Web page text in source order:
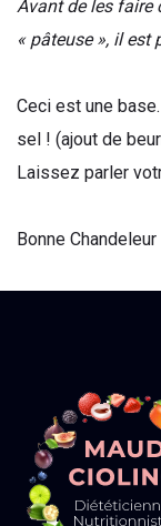
Avant de les faire
« pâteuse », il est
Ceci est une
sel ! (ajout de
Laissez parler
Bonne Chandeleur